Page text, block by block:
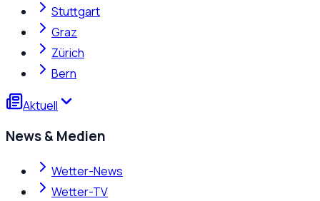
Stuttgart
Graz
Zürich
Bern
Aktuell
News & Medien
Wetter-News
Wetter-TV